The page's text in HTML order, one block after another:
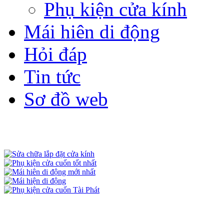
Phụ kiện cửa kính
Mái hiên di động
Hỏi đáp
Tin tức
Sơ đồ web